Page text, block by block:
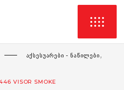
ᲐᲥᲡᲔᲡᲣᲐᲠᲔᲑᲘ - ᲜᲐᲬᲘᲚᲔᲑᲘ,
VISOR SMOKE